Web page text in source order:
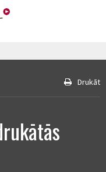
Drukāt